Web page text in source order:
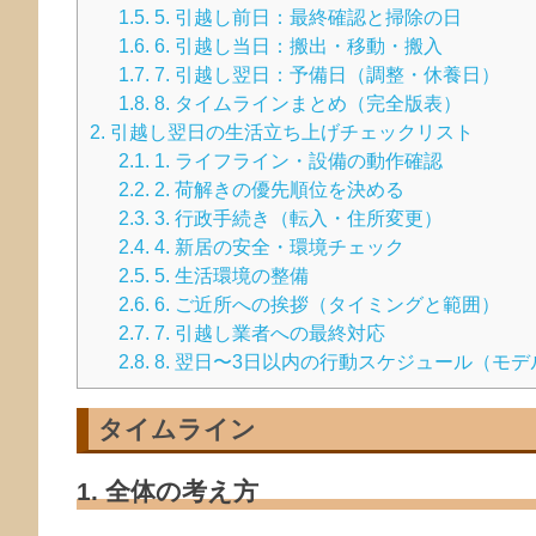
1.5. 5. 引越し前日：最終確認と掃除の日
1.6. 6. 引越し当日：搬出・移動・搬入
1.7. 7. 引越し翌日：予備日（調整・休養日）
1.8. 8. タイムラインまとめ（完全版表）
2. 引越し翌日の生活立ち上げチェックリスト
2.1. 1. ライフライン・設備の動作確認
2.2. 2. 荷解きの優先順位を決める
2.3. 3. 行政手続き（転入・住所変更）
2.4. 4. 新居の安全・環境チェック
2.5. 5. 生活環境の整備
2.6. 6. ご近所への挨拶（タイミングと範囲）
2.7. 7. 引越し業者への最終対応
2.8. 8. 翌日〜3日以内の行動スケジュール（モデ
タイムライン
1. 全体の考え方